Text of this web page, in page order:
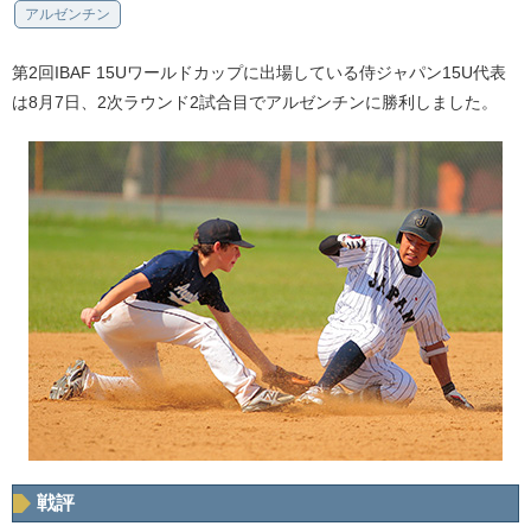
アルゼンチン
第2回IBAF 15Uワールドカップに出場している侍ジャパン15U代表
は8月7日、2次ラウンド2試合目でアルゼンチンに勝利しました。
戦評